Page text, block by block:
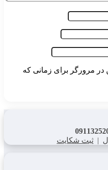
در مرورگر برای زمانی که
| ثبت شکایت